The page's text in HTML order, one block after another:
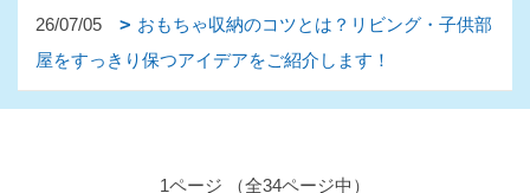
26/07/05
おもちゃ収納のコツとは？リビング・子供部
屋をすっきり保つアイデアをご紹介します！
1ページ （全34ページ中）